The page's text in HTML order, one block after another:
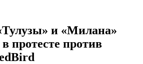
и «Милана»
протесте против